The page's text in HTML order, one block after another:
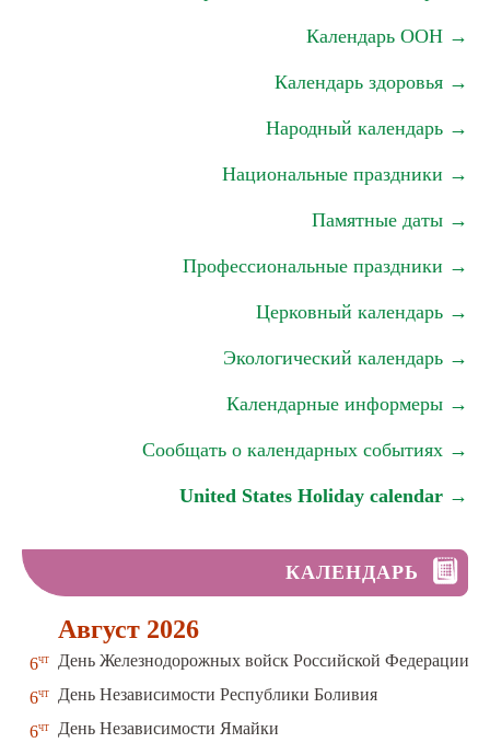
Календарь ООН →
Календарь здоровья →
Народный календарь →
Национальные праздники →
Памятные даты →
Профессиональные праздники →
Церковный календарь →
Экологический календарь →
Календарные информеры →
Сообщать о календарных событиях →
United States Holiday calendar →
КАЛЕНДАРЬ
Август 2026
6чт День Железнодорожных войск Российской Федерации
6чт День Независимости Республики Боливия
6чт День Независимости Ямайки